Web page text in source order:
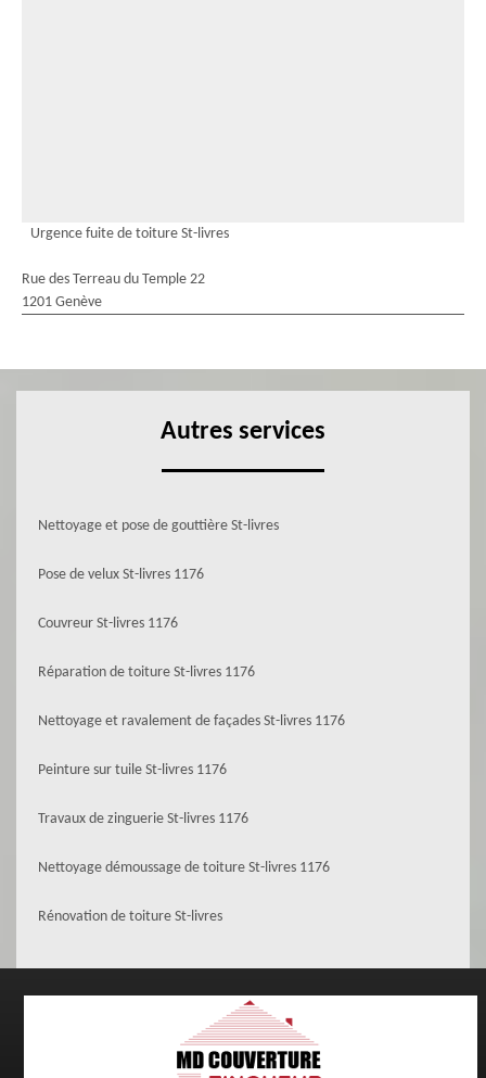
Urgence fuite de toiture St-livres
Rue des Terreau du Temple 22
1201 Genève
Autres services
Nettoyage et pose de gouttière St-livres
Pose de velux St-livres 1176
Couvreur St-livres 1176
Réparation de toiture St-livres 1176
Nettoyage et ravalement de façades St-livres 1176
Peinture sur tuile St-livres 1176
Travaux de zinguerie St-livres 1176
Nettoyage démoussage de toiture St-livres 1176
Rénovation de toiture St-livres